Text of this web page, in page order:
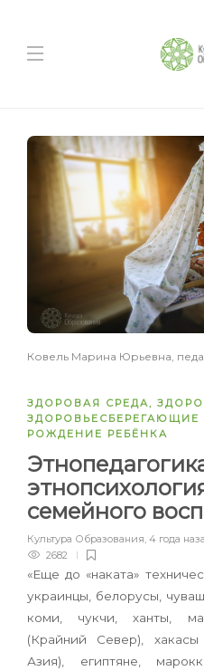
Ковель Марина Юрьевна,
ЗДОРОВАЯ СРЕДА,
ЗДОРОВЬЕСБЕРЕГАЮЩИЕ
РОЖДЕНИЕ РЕБЁНКА
семейного
Культура Образования, 4 года
2682
«Еще до «наката»
украинцы, белорусы,
коми, чукчи, ханты,
(Крайний Север),
Азия), египтяне,